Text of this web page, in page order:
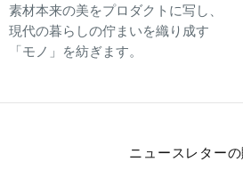
素材本来の美をプロダクトに写し、
現代の暮らしの佇まいを織り成す
「モノ」を紡ぎます。
ニュースレター